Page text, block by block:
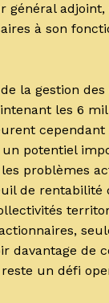
adjoint,
à son
la gestion
les 6
un potentiel
problèmes
de rentabilité
davantage de
un défi